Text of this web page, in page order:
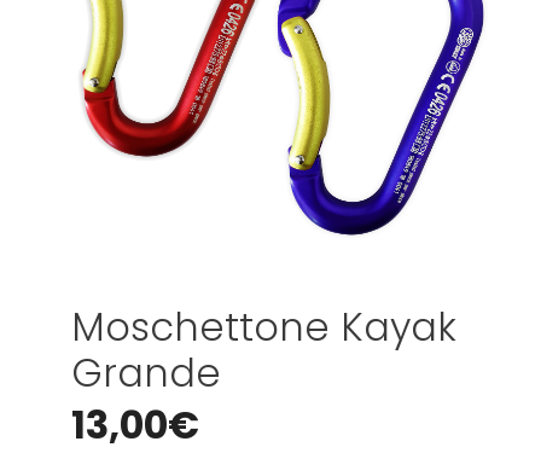
Moschettone Kayak
Grande
13,00€